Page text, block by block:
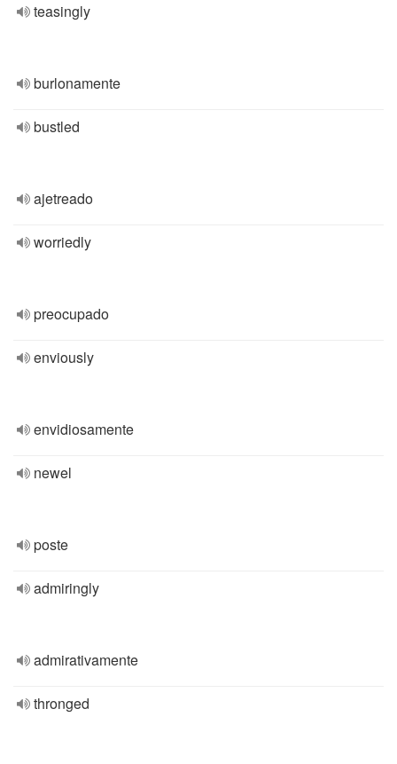
teasingly
burlonamente
bustled
ajetreado
worriedly
preocupado
enviously
envidiosamente
newel
poste
admiringly
admirativamente
thronged